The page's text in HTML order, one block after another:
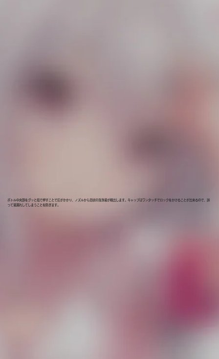
ボトル中央部をグッと指で押すことで圧がかかり、ノズルから泡状の洗浄液が噴出します。キャップはワンタッチでロックをかけることが出来るので、誤
って液漏れしてしまうことを防ぎます。